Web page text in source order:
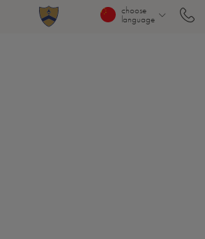
choose
language